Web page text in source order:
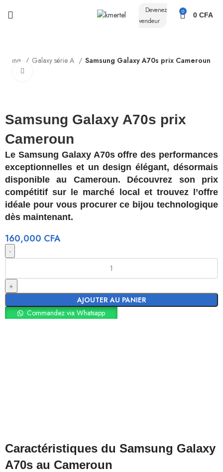
Devenez
vendeur
0 0 CFA
Galaxy série A Samsung Galaxy A70s prix Cameroun
Samsung Galaxy A70s prix
Cameroun
Le Samsung Galaxy A70s offre des performances
exceptionnelles et un design élégant, désormais
disponible au Cameroun. Découvrez son prix
compétitif sur le marché local et trouvez l’offre
idéale pour vous procurer ce bijou technologique
dès maintenant.
160,000 CFA
AJOUTER AU PANIER
Commandez via Whatsapp
Caractéristiques du Samsung Galaxy
A70s au Cameroun